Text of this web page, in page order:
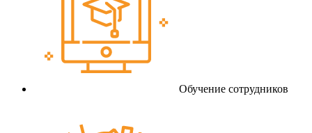
Обучение сотрудников